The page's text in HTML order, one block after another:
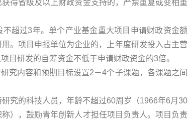
得省级及以上财政资金支持的，严禁重复或变相重
超过3年。单个产业基金重大项目申请财政资金额
。项目申报单位为企业的，上年度研发投入占主营
目研发的自筹资金不低于申请财政资金的3倍。
究内容和预期目标设置2－4个子课题，各课题之间
究的科技人员，年龄不超过60周岁（1966年6月30
），鼓励青年创新人才担任项目负责人。项目负责